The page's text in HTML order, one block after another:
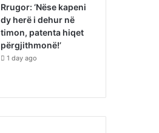
Rrugor: ‘Nëse kapeni
dy herë i dehur në
timon, patenta hiqet
përgjithmonë!’
1 day ago